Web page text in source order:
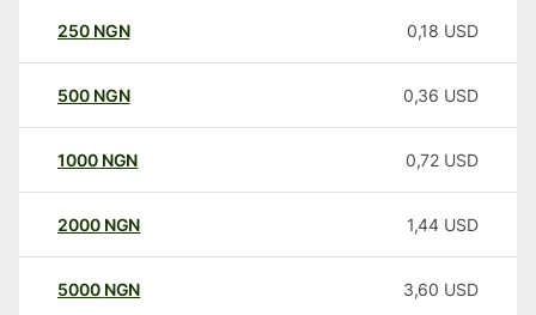
250 NGN 0,18 USD
500 NGN 0,36 USD
1000 NGN 0,72 USD
2000 NGN 1,44 USD
5000 NGN 3,60 USD